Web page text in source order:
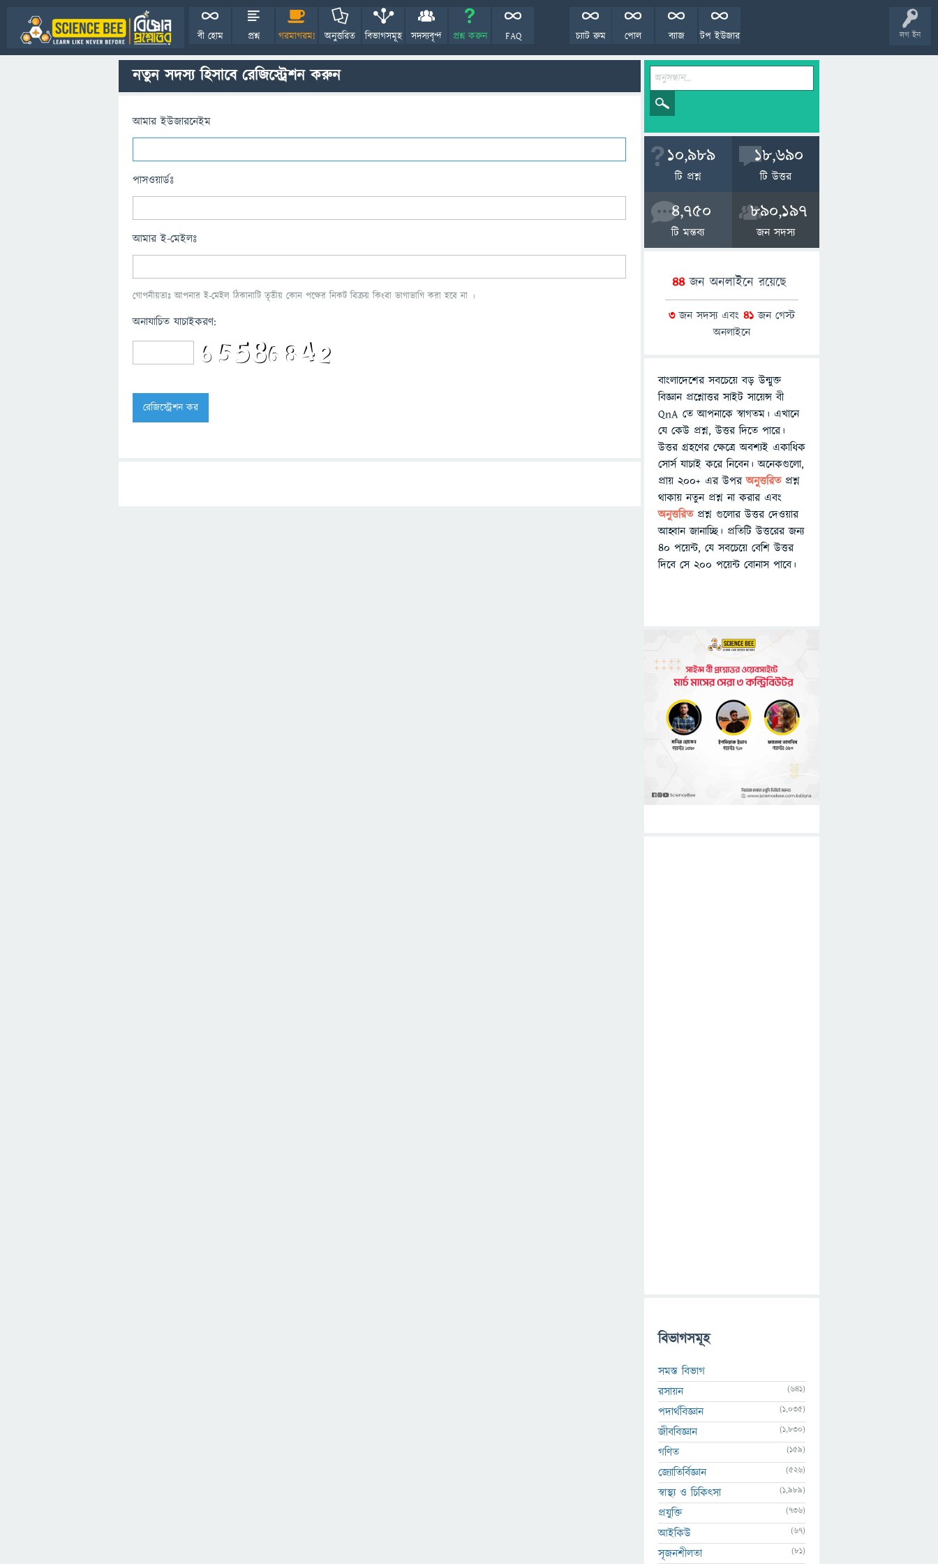
লগ ইন
বী হোম প্রশ্ন গরমাগরম! অনুত্তরিত বিভাগসমূহ সদস্যবৃন্দ প্রশ্ন করুন FAQ টপ ইউজার
ব্যাজ
পোল
চ্যাট রুম
নতুন সদস্য হিসাবে রেজিস্ট্রেশন করুন
আমার ইউজারনেইম
পাসওয়ার্ডঃ
আমার ই-মেইলঃ
গোপনীয়তাঃ আপনার ই-মেইল ঠিকানাটি তৃতীয় কোন পক্ষের নিকট বিক্রয় কিংবা ভাগাভাগি করা হবে না ।
অনাযাচিত যাচাইকরণ:
10,989
টি প্রশ্ন
18,690
টি উত্তর
4,750
টি মন্তব্য
890,197
জন সদস্য
44জন অনলাইনে রয়েছে
3জন সদস্য এবং 41 জন গেস্ট
অনলাইনে
বাংলাদেশের সবচেয়ে বড় উন্মুক্ত
বিজ্ঞান প্রশ্নোত্তর সাইট সায়েন্স বী
QnA তে আপনাকে স্বাগতম। এখানে
যে কেউ প্রশ্ন, উত্তর দিতে পারে।
উত্তর গ্রহণের ক্ষেত্রে অবশ্যই একাধিক
সোর্স যাচাই করে নিবেন। অনেকগুলো,
প্রায় ২০০+ এর উপরঅনুত্তরিতপ্রশ্ন
থাকায় নতুন প্রশ্ন না করার এবং
অনুত্তরিত প্রশ্ন গুলোর উত্তর দেওয়ার
আহ্বান জানাচ্ছি। প্রতিটি উত্তরের জন্য
৪০ পয়েন্ট, যে সবচেয়ে বেশি উত্তর
দিবে সে ২০০ পয়েন্ট বোনাস পাবে।
বিভাগসমূহ
সমস্ত বিভাগ
রসায়ন
(641)
পদার্থবিজ্ঞান (1,035)
জীববিজ্ঞান (1,830)
গণিত (159)
জ্যোতির্বিজ্ঞান (526)
স্বাস্থ্য ও চিকিৎসা (1,989)
প্রযুক্তি (736)
আইকিউ (67)
সৃজনশীলতা (81)